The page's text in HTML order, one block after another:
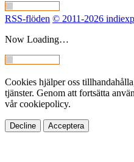
RSS-flöden © 2011-2026
Now Loading…
Cookies hjälper oss
tjänster. Genom att fortsätta
vår cookiepolicy.
Decline Acceptera